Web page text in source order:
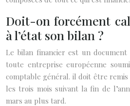
Doit-on forcément
à l’état son bilan ?
Le bilan financier est un document
toute entreprise européenne
comptable général. il doit être remis
les trois mois suivant la fin de
mars au plus tard.